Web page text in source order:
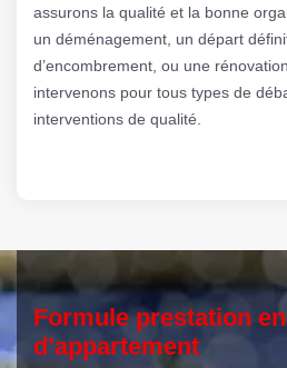
assurons la qualité et la bonne
un déménagement, un départ
d’encombrement, ou une
intervenons pour tous types de
interventions de qualité.
Formule prestation
d’appartement